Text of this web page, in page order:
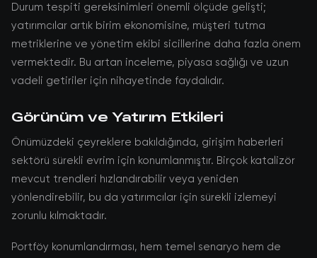
Durum tespiti gereksinimleri önemli ölçüde gelişti;
yatırımcılar artık birim ekonomisine, müşteri tutma
metriklerine ve yönetim ekibi sicillerine daha fazla önem
vermektedir. Bu artan inceleme, piyasa sağlığı ve uzun
vadeli getiriler için nihayetinde faydalıdır.
Görünüm ve Yatırım Etkileri
Önümüzdeki çeyreklere bakıldığında, girişim haberleri
sektörü sürekli evrim için konumlanmıştır. Birçok katalizör
mevcut trendleri hızlandırabilir veya yeniden
yönlendirebilir, bu da yatırımcılar için sürekli izlemeyi
zorunlu kılmaktadır.
Portföy konumlandırması, hem temel senaryo hem de